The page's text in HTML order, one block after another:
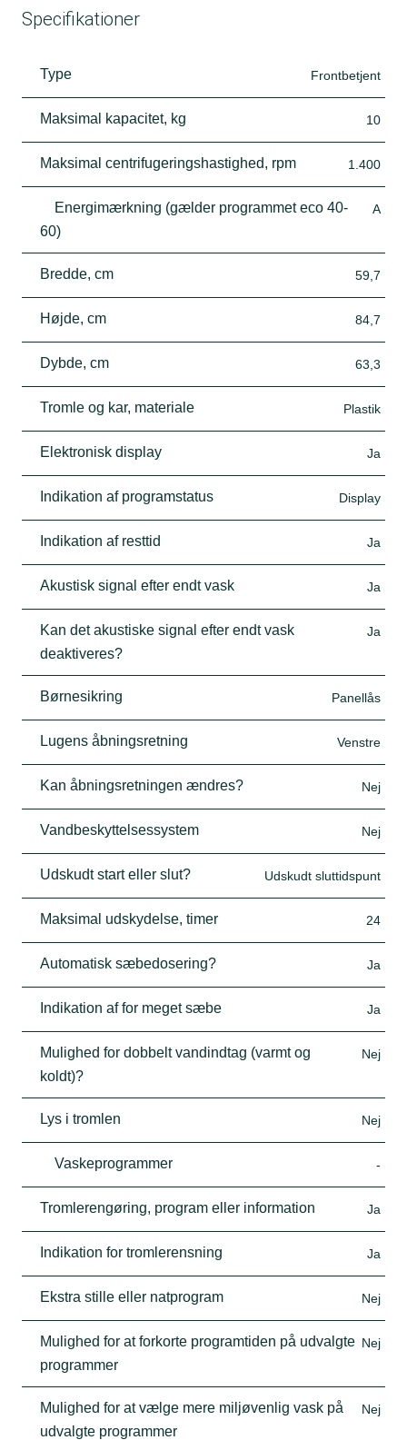
Specifikationer
Type Frontbetjent
Maksimal kapacitet, kg 10
Maksimal centrifugeringshastighed, rpm 1.400
Energimærkning (gælder programmet eco 40-
60)
A
Bredde, cm 59,7
Højde, cm 84,7
Dybde, cm 63,3
Tromle og kar, materiale Plastik
Elektronisk display Ja
Indikation af programstatus Display
Indikation af resttid Ja
Akustisk signal efter endt vask Ja
Kan det akustiske signal efter endt vask
deaktiveres?
Ja
Børnesikring Panellås
Lugens åbningsretning Venstre
Kan åbningsretningen ændres? Nej
Vandbeskyttelsessystem Nej
Udskudt start eller slut? Udskudt sluttidspunt
Maksimal udskydelse, timer 24
Automatisk sæbedosering? Ja
Indikation af for meget sæbe Ja
Mulighed for dobbelt vandindtag (varmt og
koldt)?
Nej
Lys i tromlen Nej
Vaskeprogrammer -
Tromlerengøring, program eller information Ja
Indikation for tromlerensning Ja
Ekstra stille eller natprogram Nej
Mulighed for at forkorte programtiden på udvalgte
programmer
Nej
Mulighed for at vælge mere miljøvenlig vask på
udvalgte programmer
Nej